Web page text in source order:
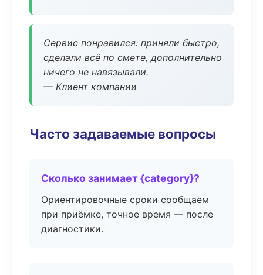
Сервис понравился: приняли быстро,
сделали всё по смете, дополнительно
ничего не навязывали.
— Клиент компании
Часто задаваемые вопросы
Сколько занимает {category}?
Ориентировочные сроки сообщаем
при приёмке, точное время — после
диагностики.